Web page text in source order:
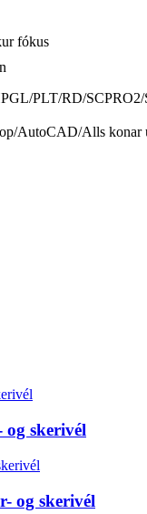
fókus
PLT/RD/
AutoCAD/Alls konar
og skerivél
og skerivél